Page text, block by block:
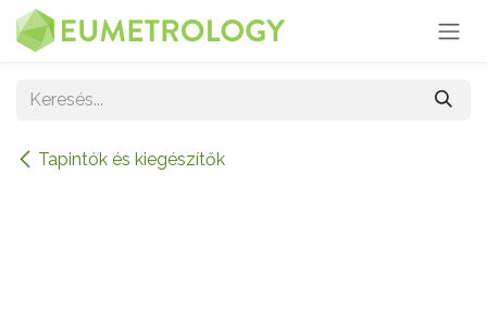
Kihagyás és továbblépés a tartalomhoz
Tapintók és kiegészítők